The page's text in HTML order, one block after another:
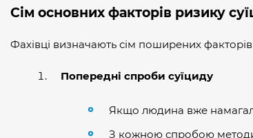
Сім основних факторів ризику
Фахівці визначають сім поширених
Попередні спроби суїциду
Якщо людина вже
З кожною спробою